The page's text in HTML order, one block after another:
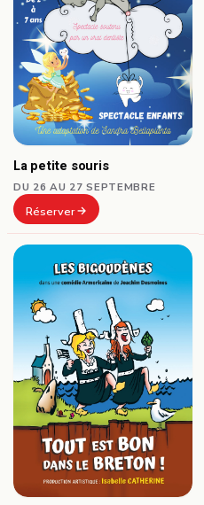
La petite souris
DU 26 AU 27 SEPTEMBRE
Réserver